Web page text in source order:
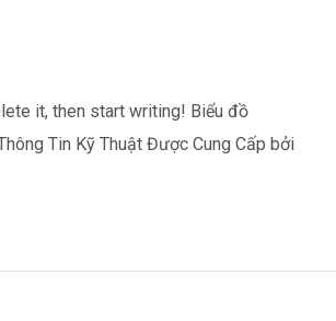
it, then start writing! Biểu đồ
Tin Kỹ Thuật Được Cung Cấp bởi